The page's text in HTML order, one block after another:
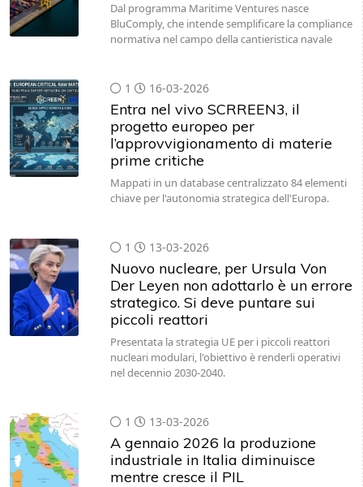
Dal programma Maritime Ventures nasce
BluComply, che intende semplificare la compliance
normativa nel campo della cantieristica navale
1 16-03-2026
Entra nel vivo SCRREEN3, il
progetto europeo per
l’approvvigionamento di materie
prime critiche
Mappati in un database centralizzato 84 elementi
chiave per l'autonomia strategica dell'Europa.
1 13-03-2026
Nuovo nucleare, per Ursula Von
Der Leyen non adottarlo è un errore
strategico. Si deve puntare sui
piccoli reattori
Presentata la strategia UE per i piccoli reattori
nucleari modulari, l'obiettivo è renderli operativi
nel decennio 2030-2040.
1 13-03-2026
A gennaio 2026 la produzione
industriale in Italia diminuisce
mentre cresce il PIL